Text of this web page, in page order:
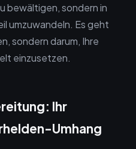
bewältigen, sondern in
umzuwandeln. Es geht
sondern darum, Ihre
einzusetzen.
Ihr
Umhang